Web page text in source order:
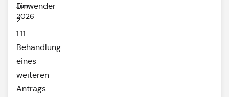
Juni
2026
Einwender
2
1.11
Behandlung
eines
weiteren
Antrags